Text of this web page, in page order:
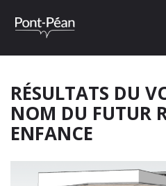
RÉSULTATS DU
NOM DU FUTUR
ENFANCE